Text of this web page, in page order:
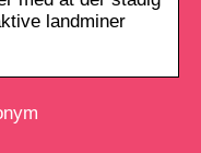
landminer